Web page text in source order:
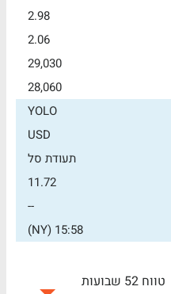
2.98
2.06
29,030
28,060
YOLO
USD
תעודת סל
11.72
--
15:58 (NY)
טווח 52 שבועות